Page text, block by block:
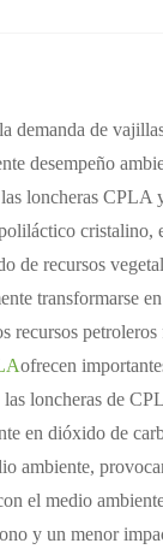
de
desempeño
loncheras
de recursos
transformarse
recursos
ofrecen
loncheras de
en dióxido de
ambiente,
el medio
y un menor